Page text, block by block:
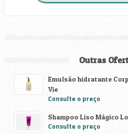
Outras
Emulsão hidratante
Vie
Consulte o preço
Shampoo Liso Mágico
Consulte o preço